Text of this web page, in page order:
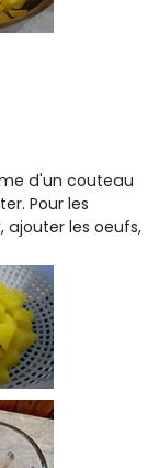
d'un couteau
Pour les
, ajouter les oeufs,